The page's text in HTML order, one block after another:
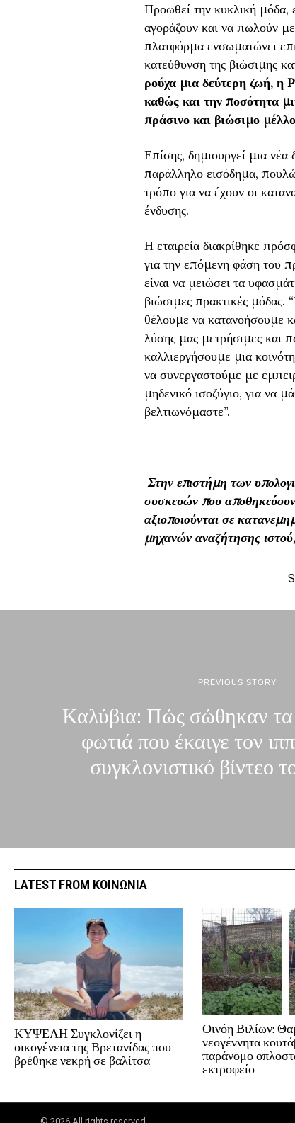
Προωθεί την κυκλική μόδα,
αγοράζουν και να πωλούν
πλατφόρμα ενσωματώνει
κατεύθυνση της βιώσιμης
ρούχα μια δεύτερη ζωή, η
καθώς και την ποσότητα
πράσινο και βιώσιμο
Επίσης, δημιουργεί μια νέα
παράλληλο εισόδημα,
τρόπο για να έχουν οι
ένδυσης.
Η εταιρεία διακρίθηκε
για την επόμενη φάση του
είναι να μειώσει τα
βιώσιμες πρακτικές
θέλουμε να κατανοήσουμε
λύσης μας μετρήσιμες και
καλλιεργήσουμε μια
να συνεργαστούμε με
μηδενικό ισοζύγιο, για να
βελτιωνόμαστε”.
Στην επιστήμη των
συσκευών που
αξιοποιούνται σε
μηχανών αναζήτησης
PREVIOUS STORY
Καλύβια: Πώς σώθηκαν
φωτιά που έκαιγε τον
συγκλονιστικό βίντεο
LATEST FROM ΚΟΙΝΩΝΙΑ
ΚΥΨΕΛΗ Συγκλονίζει η
οικογένεια της Βρετανίδας που
βρέθηκε νεκρή σε βαλίτσα
Οινόη Βιλίων:
νεογέννητα
παράνομο
εκτροφείο